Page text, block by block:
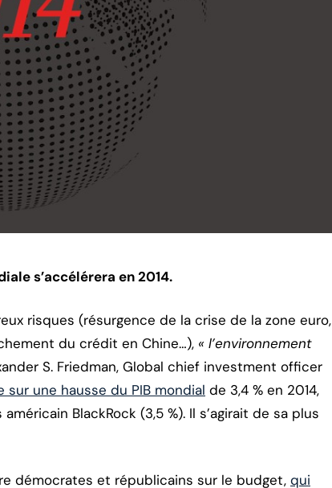
s’accélérera en 2014.
risques (résurgence de la crise de la zone euro,
du crédit en Chine…), « l’environnement
S. Friedman, Global chief investment officer
sur une hausse du PIB mondial de 3,4 % en 2014,
BlackRock (3,5 %). Il s’agirait de sa plus
démocrates et républicains sur le budget, qui